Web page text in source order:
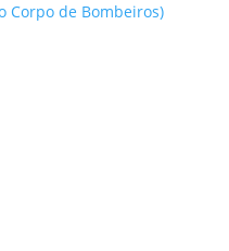
Corpo de Bombeiros)